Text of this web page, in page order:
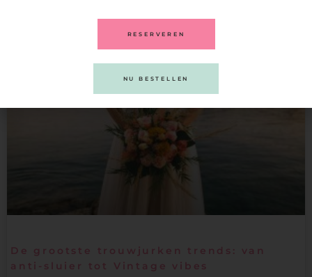
De grootste trouwjurken trends: van
anti-sluier tot Vintage vibes
RESERVEREN
NU BESTELLEN